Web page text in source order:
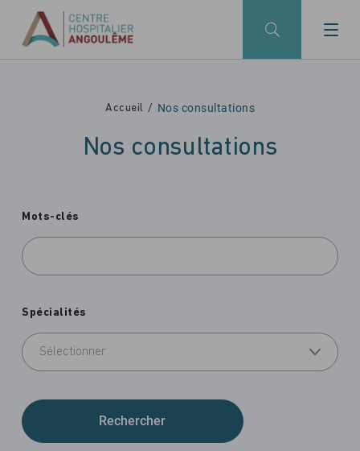
Accueil Nos consultations
Nos consultations
Mots-clés
Spécialités
Sélectionner